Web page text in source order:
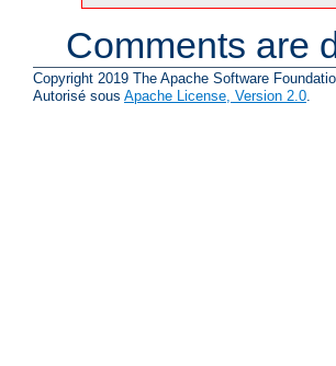
Comments are
Copyright 2019 The Apache Software
Autorisé sous Apache License, Version 2.0.